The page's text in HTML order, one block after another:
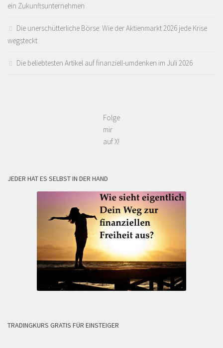
ein Zukunftsunternehmen
Die unerschütterliche Börse: Wie der Aktienmarkt 2026 jede Krise
wegsteckt
Die beliebtesten Artikel auf finanziell-umdenken im Juli 2026
Folge
mir
auf X!
JEDER HAT ES SELBST IN DER HAND
TRADINGKURS GRATIS FÜR EINSTEIGER